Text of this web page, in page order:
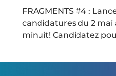
FRAGMENTS #4 :
candidatures du 2 mai
minuit! Candidatez